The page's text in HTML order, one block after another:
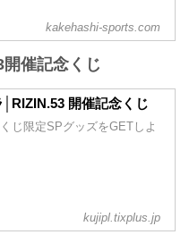
説ありで試合を見たい方は是
ルタイムで視聴しよう！
ケジュール一覧
金 配信媒体 アー...
kakehashi-sports.com
催記念くじ
│RIZIN.53 開催記念くじ
じ限定SPグッズをGETしよ
kujipl.tixplus.jp